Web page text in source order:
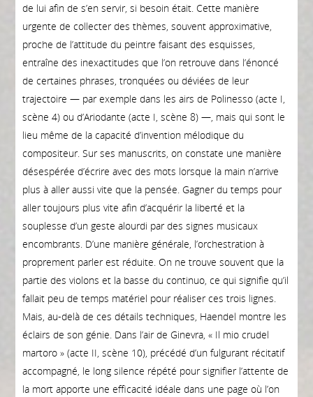
de lui afin de s’en servir, si besoin était. Cette manière
urgente de collecter des thèmes, souvent approximative,
proche de l’attitude du peintre faisant des esquisses,
entraîne des inexactitudes que l’on retrouve dans l’énoncé
de certaines phrases, tronquées ou déviées de leur
trajectoire — par exemple dans les airs de Polinesso (acte I,
scène 4) ou d’Ariodante (acte I, scène 8) —, mais qui sont le
lieu même de la capacité d’invention mélodique du
compositeur. Sur ses manuscrits, on constate une manière
désespérée d’écrire avec des mots lorsque la main n’arrive
plus à aller aussi vite que la pensée. Gagner du temps pour
aller toujours plus vite afin d’acquérir la liberté et la
souplesse d’un geste alourdi par des signes musicaux
encombrants. D’une manière générale, l’orchestration à
proprement parler est réduite. On ne trouve souvent que la
partie des violons et la basse du continuo, ce qui signifie qu’il
fallait peu de temps matériel pour réaliser ces trois lignes.
Mais, au-delà de ces détails techniques, Haendel montre les
éclairs de son génie. Dans l’air de Ginevra, « Il mio crudel
martoro » (acte II, scène 10), précédé d’un fulgurant récitatif
accompagné, le long silence répété pour signifier l’attente de
la mort apporte une efficacité idéale dans une page où l’on